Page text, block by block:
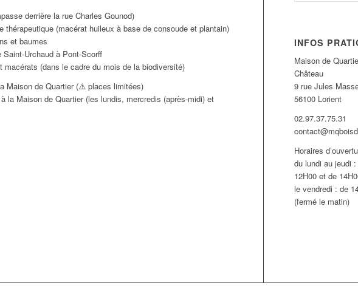
derrière la rue Charles Gounod)
thérapeutique (macérat huileux à base de consoude et plantain)
et baumes
Urchaud à Pont-Scorff
(dans le cadre du mois de la biodiversité)
Maison de Quartier (⚠️ places limitées)
la Maison de Quartier (les lundis, mercredis (après-midi) et
INFOS
Maison de
Château
9 rue Jules
56100 Lorient
02.97.37.75.31
Horaires
du lundi au jeudi
12H00 et de
le vendredi : de
(fermé le matin)